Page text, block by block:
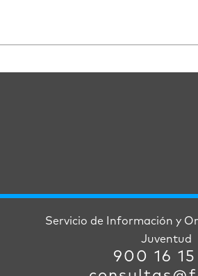
Servicio de Información y
Juventud
900 16 15